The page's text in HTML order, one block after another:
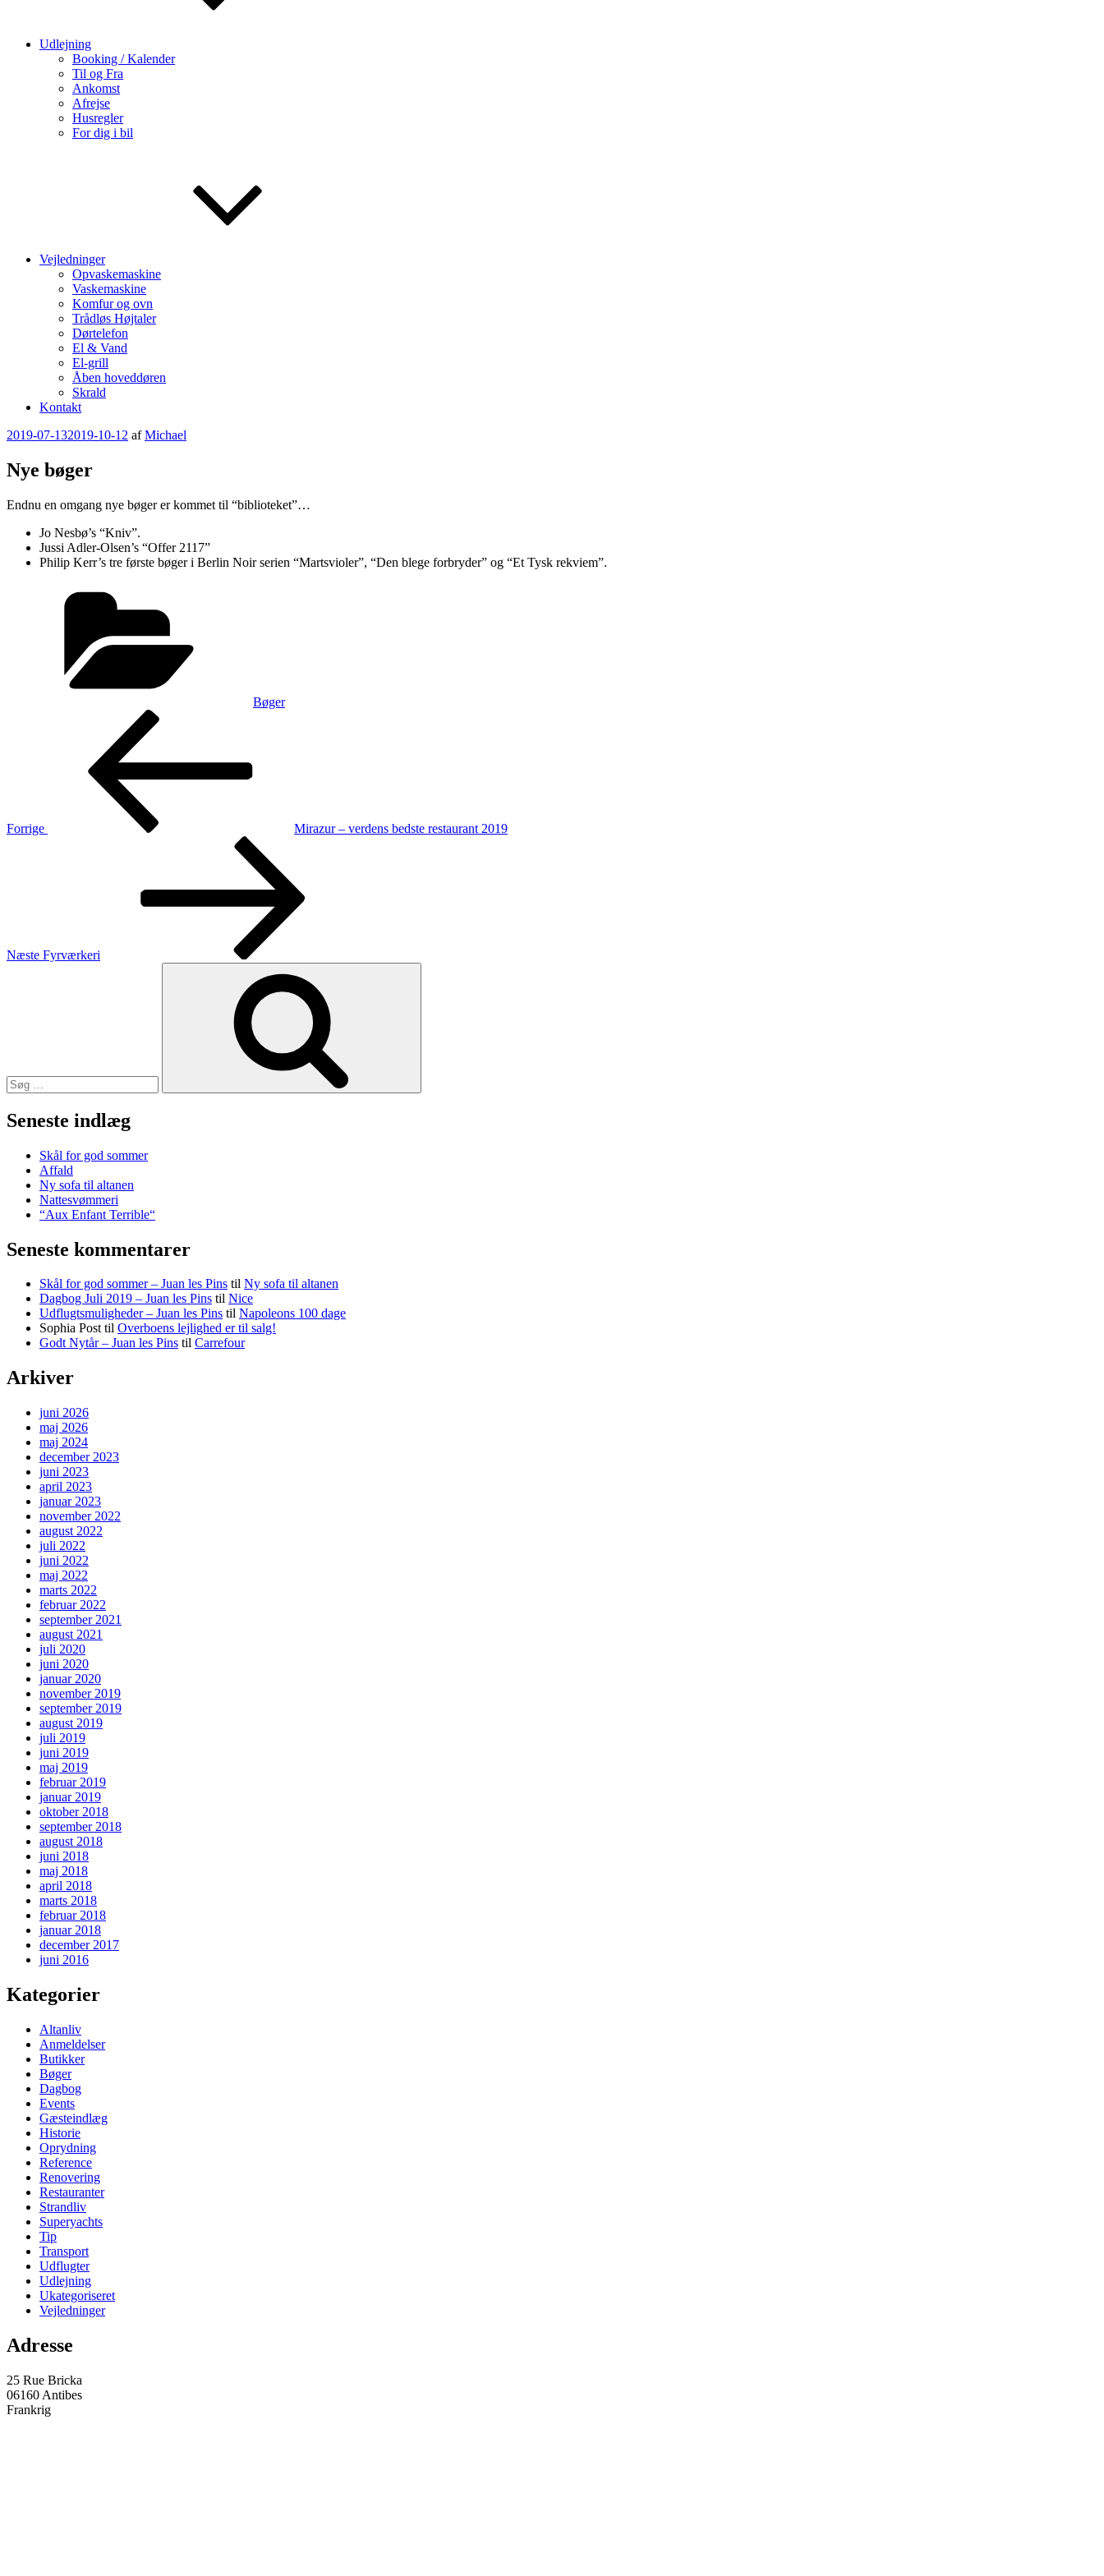
Udlejning
Booking / Kalender
Til og Fra
Ankomst
Afrejse
Husregler
For dig i bil
Vejledninger
Opvaskemaskine
Vaskemaskine
Komfur og ovn
Trådløs Højtaler
Dørtelefon
El & Vand
El-grill
Åben hoveddøren
Skrald
Kontakt
Udgivet
2019-07-132019-10-12 afMichael
Nye bøger
Endnu en omgang nye bøger er kommet til “biblioteket”…
Jo Nesbø’s “Kniv”.
Jussi Adler-Olsen’s “Offer 2117”
Philip Kerr’s tre første bøger i Berlin Noir serien “Martsvioler”, “Den blege forbryder” og “Et Tysk rekviem”.
Bøger
Indlægsnavigation
Forrige
Mirazur – verdens bedste restaurant 2019
Næste Fyrværkeri
Seneste indlæg
Skål for god sommer
Affald
Ny sofa til altanen
Nattesvømmeri
“Aux Enfant Terrible“
Seneste kommentarer
Skål for god sommer – Juan les Pins til Ny sofa til altanen
Dagbog Juli 2019 – Juan les Pins til Nice
Udflugtsmuligheder – Juan les Pins til Napoleons 100 dage
Sophia Posttil Overboens lejlighed er til salg!
Godt Nytår – Juan les Pins til Carrefour
Arkiver
juni 2026
maj 2026
maj 2024
december 2023
juni 2023
april 2023
januar 2023
november 2022
august 2022
juli 2022
juni 2022
maj 2022
marts 2022
februar 2022
september 2021
august 2021
juli 2020
juni 2020
januar 2020
november 2019
september 2019
august 2019
juli 2019
juni 2019
maj 2019
februar 2019
januar 2019
oktober 2018
september 2018
august 2018
juni 2018
maj 2018
april 2018
marts 2018
februar 2018
januar 2018
december 2017
juni 2016
Kategorier
Altanliv
Anmeldelser
Butikker
Bøger
Dagbog
Events
Gæsteindlæg
Historie
Oprydning
Reference
Renovering
Restauranter
Strandliv
Superyachts
Tip
Transport
Udflugter
Udlejning
Ukategoriseret
Vejledninger
Adresse
25 Rue Bricka
06160 Antibes
Frankrig